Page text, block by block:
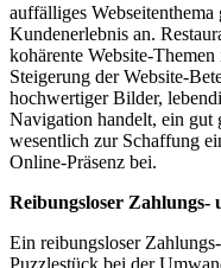
auffälliges
Kundenerlebnis an.
kohärente Website-
Steigerung der Website-
hochwertiger Bilder,
Navigation handelt, ein gut
wesentlich zur Schaffung
Online-Präsenz bei.
Reibungsloser Zahlungs-
Ein reibungsloser